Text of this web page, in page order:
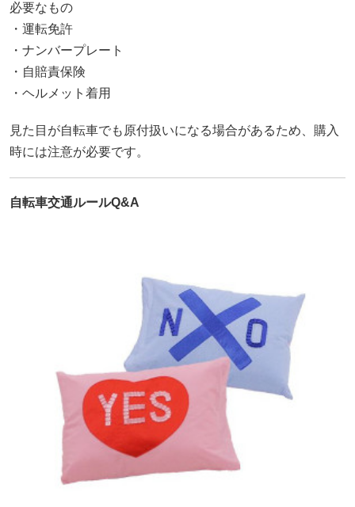
必要なもの
・運転免許
・ナンバープレート
・自賠責保険
・ヘルメット着用
見た目が自転車でも原付扱いになる場合があるため、購入
時には注意が必要です。
自転車交通ルールQ&A